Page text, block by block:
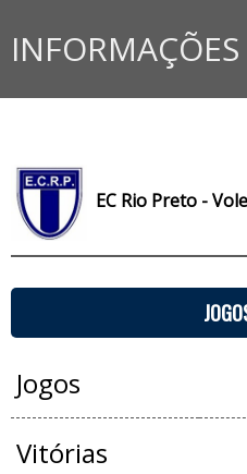
EC Rio Preto -
Jogos
Vitórias